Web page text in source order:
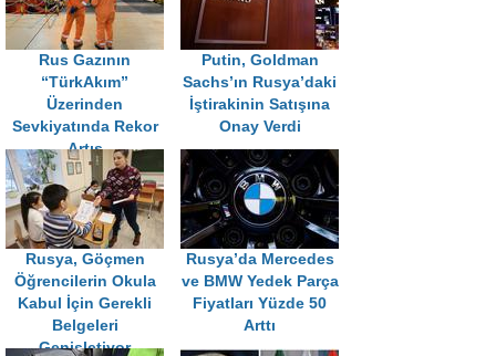
Rus Gazının
“TürkAkım”
Üzerinden
Sevkiyatında Rekor
Artış
Putin, Goldman
Sachs’ın Rusya’daki
İştirakinin Satışına
Onay Verdi
Rusya, Göçmen
Öğrencilerin Okula
Kabul İçin Gerekli
Belgeleri
Genişletiyor
Rusya’da Mercedes
ve BMW Yedek Parça
Fiyatları Yüzde 50
Arttı